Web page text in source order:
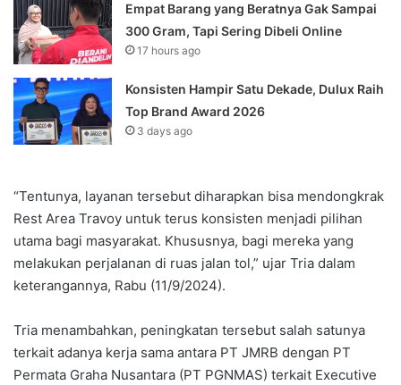
Empat Barang yang Beratnya Gak Sampai
300 Gram, Tapi Sering Dibeli Online
17 hours ago
Konsisten Hampir Satu Dekade, Dulux Raih
Top Brand Award 2026
3 days ago
“Tentunya, layanan tersebut diharapkan bisa mendongkrak
Rest Area Travoy untuk terus konsisten menjadi pilihan
utama bagi masyarakat. Khususnya, bagi mereka yang
melakukan perjalanan di ruas jalan tol,” ujar Tria dalam
keterangannya, Rabu (11/9/2024).
Tria menambahkan, peningkatan tersebut salah satunya
terkait adanya kerja sama antara PT JMRB dengan PT
Permata Graha Nusantara (PT PGNMAS) terkait Executive